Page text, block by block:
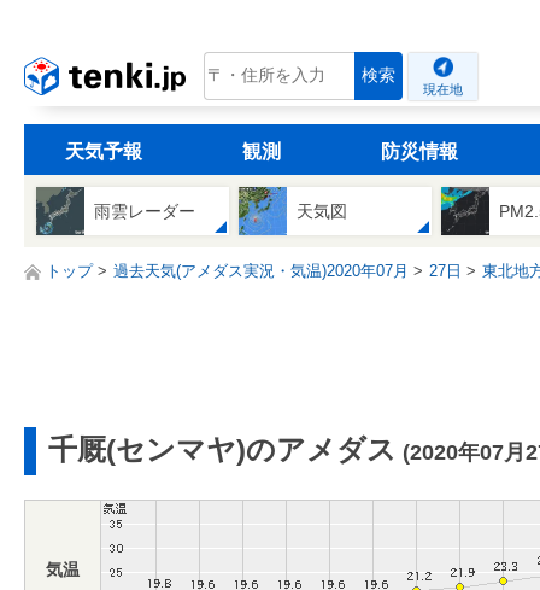
tenki.jp 検索
現在地
天気予報 観測 防災情報
雨雲レーダー 天気図
トップ 過去天気(アメダス実況・気温)2020年07月 27日 東北地
千厩(センマヤ)のアメダス (2020年07月
気温